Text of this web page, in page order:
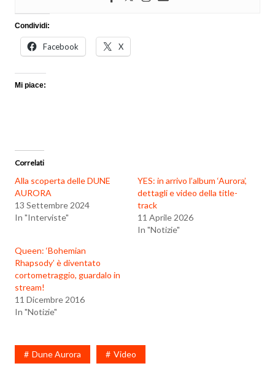
Condividi:
Facebook X
Mi piace:
Correlati
Alla scoperta delle DUNE
AURORA
13 Settembre 2024
In "Interviste"
YES: in arrivo l’album ‘Aurora’,
dettagli e video della title-
track
11 Aprile 2026
In "Notizie"
Queen: ‘Bohemian
Rhapsody’ è diventato
cortometraggio, guardalo in
stream!
11 Dicembre 2016
In "Notizie"
Dune Aurora Video